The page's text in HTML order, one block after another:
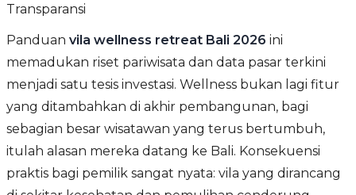
Transparansi
Panduan vila wellness retreat Bali 2026 ini
memadukan riset pariwisata dan data pasar terkini
menjadi satu tesis investasi. Wellness bukan lagi fitur
yang ditambahkan di akhir pembangunan, bagi
sebagian besar wisatawan yang terus bertumbuh,
itulah alasan mereka datang ke Bali. Konsekuensi
praktis bagi pemilik sangat nyata: vila yang dirancang